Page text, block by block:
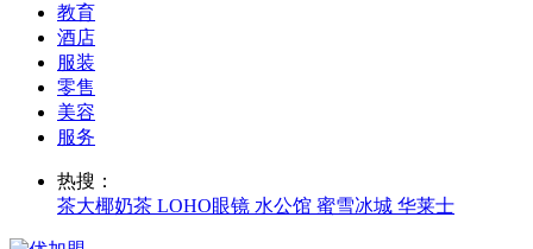
教育
酒店
服装
零售
美容
服务
热搜：
茶大椰奶茶 LOHO眼镜 水公馆 蜜雪冰城 华莱士